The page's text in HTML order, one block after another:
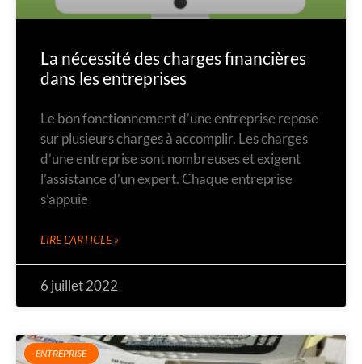
La nécessité des charges financières
dans les entreprises
Le bon fonctionnement d’une entreprise repose
sur plusieurs charges à accomplir. Les charges
d’une entreprise sont nombreuses et exigent
l’assistance d’un expert. Chaque entreprise
s’appuie
LIRE L'ARTICLE »
6 juillet 2022
ENTREPRISE